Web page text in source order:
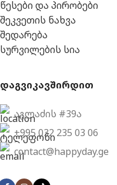
წესები და პირობები
შეკვეთის ნახვა
შედარება
სურვილების სია
დაგვიკავშირდით
აგლაძის #39ა
+995 032 235 03 06
contact@happyday.ge